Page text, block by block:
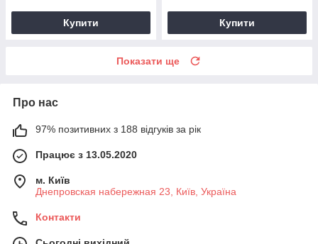
Купити Купити
Показати ще
Про нас
97% позитивних з 188 відгуків за рік
Працює з 13.05.2020
м. Київ
Днепровская набережная 23, Київ, Україна
Контакти